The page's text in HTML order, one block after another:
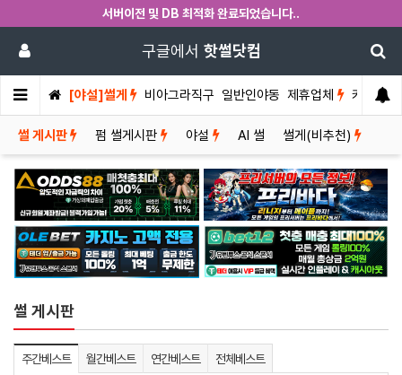
서버이전 및 DB 최적화 완료되었습니다..
구글에서 핫썰닷컴
[야설]썰게 비아그라직구 일반인야동 제휴업체 커뮤니티
썰 게시판 펌 썰게시판 야설 AI 썰 썰게(비추천)
썰 게시판
주간베스트 월간베스트 연간베스트 전체베스트